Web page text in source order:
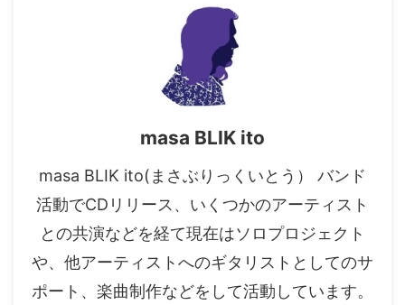
masa BLIK ito
masa BLIK ito(まさぶりっくいとう） バンド
活動でCDリリース、いくつかのアーティスト
との共演などを経て現在はソロプロジェクト
や、他アーティストへのギタリストとしてのサ
ポート、楽曲制作などをして活動しています。